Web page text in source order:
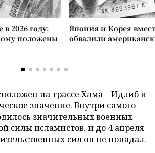
2026 году:
положены
Япония и Корея
обвалили
на трассе Хама – Идлиб и
значение. Внутри самого
значительных военных
силы исламистов, и до 4 апреля
сил он не попадал.